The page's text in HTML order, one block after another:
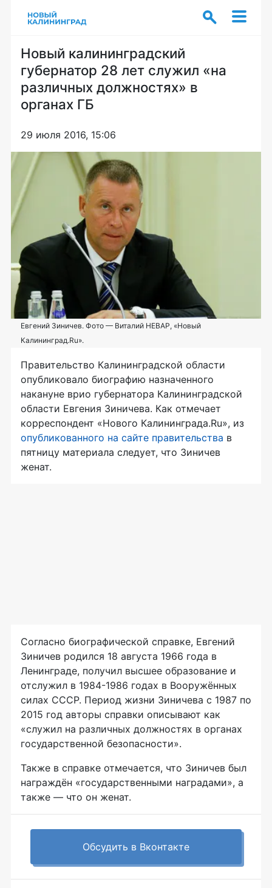
Новый калининградский
губернатор 28 лет служил «на
различных должностях» в
органах ГБ
29 июля 2016, 15:06
Евгений Зиничев. Фото — Виталий НЕВАР, «Новый
Калининград.Ru».
Правительство Калининградской области
опубликовало биографию назначенного
накануне врио губернатора Калининградской
области Евгения Зиничева. Как отмечает
корреспондент «Нового Калининграда.Ru», из
опубликованного на сайте правительства в
пятницу материала следует, что Зиничев
женат.
Согласно биографической справке, Евгений
Зиничев родился 18 августа 1966 года в
Ленинграде, получил высшее образование и
отслужил в 1984-1986 годах в Вооружённых
силах СССР. Период жизни Зиничева с 1987 по
2015 год авторы справки описывают как
«служил на различных должностях в органах
государственной безопасности».
Также в справке отмечается, что Зиничев был
награждён «государственными наградами», а
также — что он женат.
Обсудить в Вконтакте